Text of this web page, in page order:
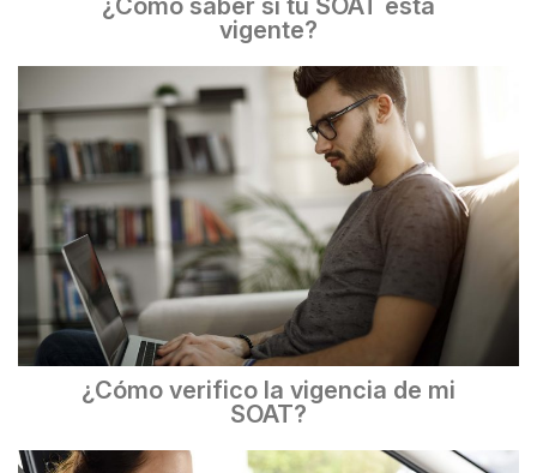
¿Cómo saber si tu SOAT está
vigente?
¿Cómo verifico la vigencia de mi
SOAT?